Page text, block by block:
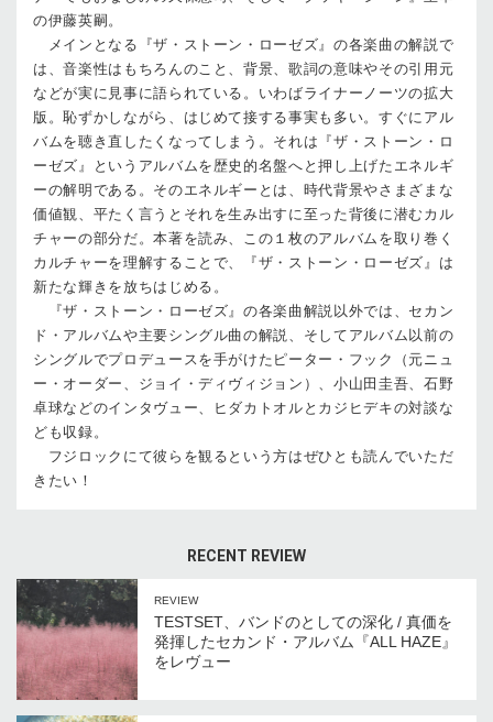
の伊藤英嗣。
メインとなる『ザ・ストーン・ローゼズ』の各楽曲の解説で
は、音楽性はもちろんのこと、背景、歌詞の意味やその引用元
などが実に見事に語られている。いわばライナーノーツの拡大
版。恥ずかしながら、はじめて接する事実も多い。すぐにアル
バムを聴き直したくなってしまう。それは『ザ・ストーン・ロ
ーゼズ』というアルバムを歴史的名盤へと押し上げたエネルギ
ーの解明である。そのエネルギーとは、時代背景やさまざまな
価値観、平たく言うとそれを生み出すに至った背後に潜むカル
チャーの部分だ。本著を読み、この１枚のアルバムを取り巻く
カルチャーを理解することで、『ザ・ストーン・ローゼズ』は
新たな輝きを放ちはじめる。
『ザ・ストーン・ローゼズ』の各楽曲解説以外では、セカン
ド・アルバムや主要シングル曲の解説、そしてアルバム以前の
シングルでプロデュースを手がけたピーター・フック（元ニュ
ー・オーダー、ジョイ・ディヴィジョン）、小山田圭吾、石野
卓球などのインタヴュー、ヒダカトオルとカジヒデキの対談な
ども収録。
フジロックにて彼らを観るという方はぜひとも読んでいただ
きたい！
RECENT REVIEW
REVIEW
TESTSET、バンドのとしての深化 / 真価を
発揮したセカンド・アルバム『ALL HAZE』
をレヴュー